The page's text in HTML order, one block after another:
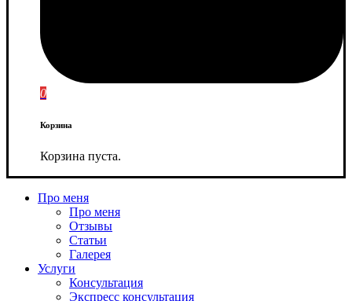
0
Корзина
Корзина пуста.
Про меня
Про меня
Отзывы
Статьи
Галерея
Услуги
Консультация
Экспресс консультация